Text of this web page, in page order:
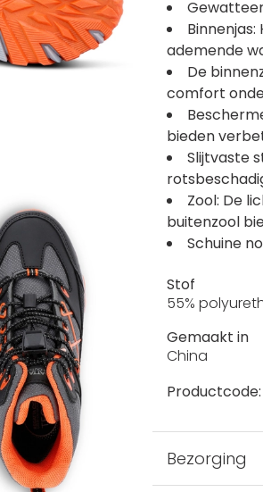
ademende
De
comfort
bieden
Slijtvaste
Zool: De
buitenzool
Schuine
Stof
55%
Gemaakt in
China
Productcode:
Bezorging